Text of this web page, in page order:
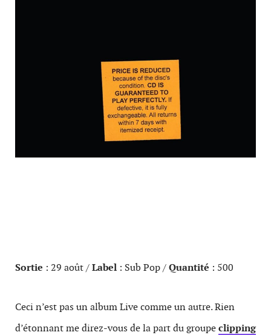
Sortie : 29 août /Label : Sub Pop /Quantité : 500
Ceci n’est pas un album Live comme un autre. Rien
d’étonnant me direz-vous de la part du groupeclipping